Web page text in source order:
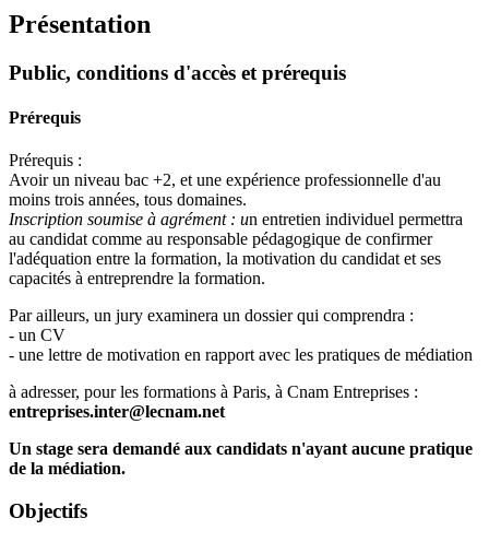
Présentation
Public, conditions d'accès et prérequis
Prérequis
Prérequis :
Avoir un niveau bac +2, et une expérience professionnelle d'au
moins trois années, tous domaines.
Inscription soumise à agrément : un entretien individuel permettra
au candidat comme au responsable pédagogique de confirmer
l'adéquation entre la formation, la motivation du candidat et ses
capacités à entreprendre la formation.
Par ailleurs, un jury examinera un dossier qui comprendra :
- un CV
- une lettre de motivation en rapport avec les pratiques de médiation
à adresser, pour les formations à Paris, à Cnam Entreprises :
entreprises.inter@lecnam.net
Un stage sera demandé aux candidats n'ayant aucune pratique
de la médiation.
Objectifs